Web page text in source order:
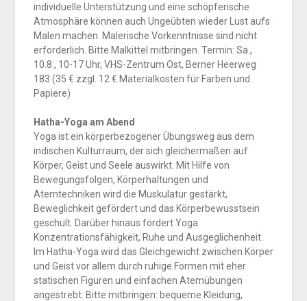
individuelle Unterstützung und eine schöpferische
Atmosphäre können auch Ungeübten wieder Lust aufs
Malen machen. Malerische Vorkenntnisse sind nicht
erforderlich. Bitte Malkittel mitbringen. Termin: Sa.,
10.8., 10-17 Uhr, VHS-Zentrum Ost, Berner Heerweg
183 (35 € zzgl. 12 € Materialkosten für Farben und
Papiere)
Hatha-Yoga am Abend
Yoga ist ein körperbezogener Übungsweg aus dem
indischen Kulturraum, der sich gleichermaßen auf
Körper, Geist und Seele auswirkt. Mit Hilfe von
Bewegungsfolgen, Körperhaltungen und
Atemtechniken wird die Muskulatur gestärkt,
Beweglichkeit gefördert und das Körperbewusstsein
geschult. Darüber hinaus fördert Yoga
Konzentrationsfähigkeit, Ruhe und Ausgeglichenheit.
Im Hatha-Yoga wird das Gleichgewicht zwischen Körper
und Geist vor allem durch ruhige Formen mit eher
statischen Figuren und einfachen Atemübungen
angestrebt. Bitte mitbringen: bequeme Kleidung,